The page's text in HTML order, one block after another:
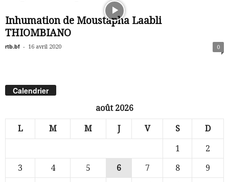
Inhumation de Moustapha Laabli
THIOMBIANO
rtb.bf - 16 avril 2020 0
Calendrier
août 2026
L M M J V S D
1
2
3
4 5 6 7 8
9